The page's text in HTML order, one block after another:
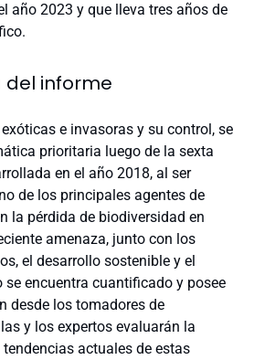
año 2023 y que lleva tres años de
del informe
e invasoras y su control, se
prioritaria luego de la sexta
en el año 2018, al ser
de los principales agentes de
la pérdida de biodiversidad en
amenaza, junto con los
el desarrollo sostenible y el
se encuentra cuantificado y posee
desde los tomadores de
y los expertos evaluarán la
actuales de estas